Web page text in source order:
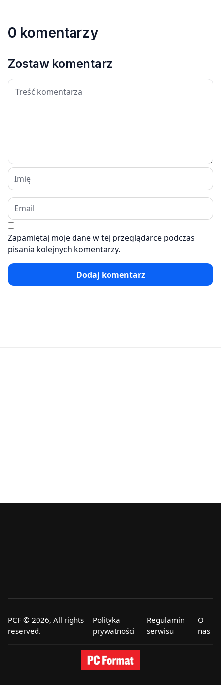
0 komentarzy
Zostaw komentarz
Zapamiętaj moje dane w tej przeglądarce podczas
pisania kolejnych komentarzy.
Dodaj komentarz
PCF © 2026, All rights
reserved.
Polityka
prywatności
Regulamin
serwisu
O
nas